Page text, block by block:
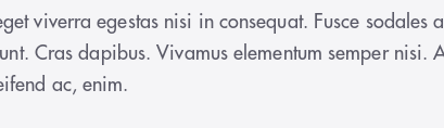
viverra egestas nisi in consequat. Fusce sodales
Cras dapibus. Vivamus elementum semper nisi.
ac, enim.